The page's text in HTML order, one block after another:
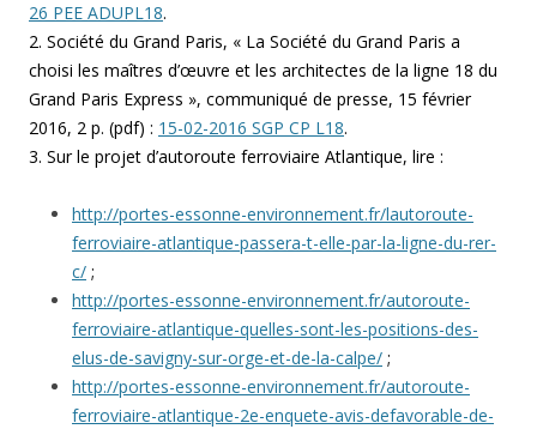
26 PEE ADUPL18.
2. Société du Grand Paris, « La Société du Grand Paris a
choisi les maîtres d’œuvre et les architectes de la ligne 18 du
Grand Paris Express », communiqué de presse, 15 février
2016, 2 p. (pdf) : 15-02-2016 SGP CP L18.
3. Sur le projet d’autoroute ferroviaire Atlantique, lire :
http://portes-essonne-environnement.fr/lautoroute-
ferroviaire-atlantique-passera-t-elle-par-la-ligne-du-rer-
c/ ;
http://portes-essonne-environnement.fr/autoroute-
ferroviaire-atlantique-quelles-sont-les-positions-des-
elus-de-savigny-sur-orge-et-de-la-calpe/ ;
http://portes-essonne-environnement.fr/autoroute-
ferroviaire-atlantique-2e-enquete-avis-defavorable-de-